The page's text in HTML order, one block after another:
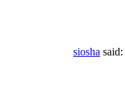
siosha said: